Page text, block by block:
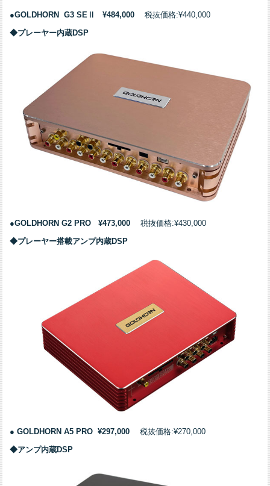
●GOLDHORN G3 SEⅡ ¥484,000 税抜価格:¥440,000
◆プレーヤー内蔵DSP
●GOLDHORN G2 PRO ¥473,000 税抜価格:¥430,000
◆プレーヤー搭載アンプ内蔵DSP
●GOLDHORN A5 PRO ¥297,000 税抜価格:¥270,000
◆アンプ内蔵DSP